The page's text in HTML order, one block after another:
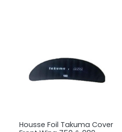
Housse Foil Takuma Cover